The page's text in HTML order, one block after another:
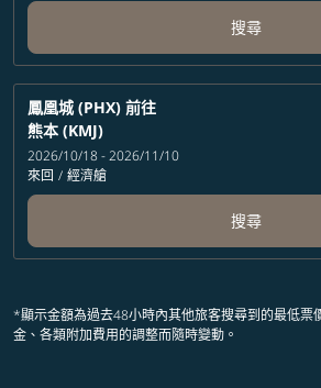
搜尋
鳳凰城 (PHX) 前往
熊本 (KMJ)
2026/10/18 - 2026/11/10
來回 / 經濟艙
搜尋
*顯示金額為過去48小時內其他旅客搜尋到的最低票
金、各類附加費用的調整而隨時變動。